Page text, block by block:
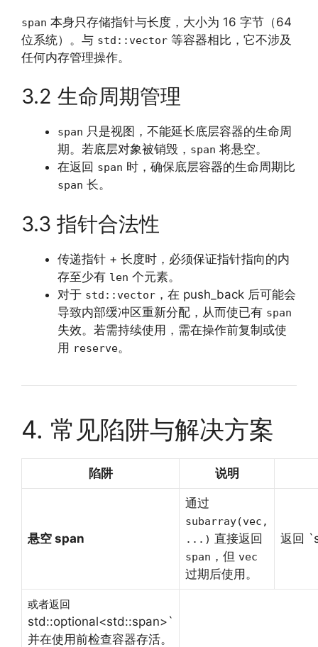
span 本身只存储指针与长度，大小为 16 字节（64
位系统）。与 std::vector 等容器相比，它不涉及
任何内存管理操作。
3.2 生命周期管理
span 只是视图，不能延长底层容器的生命周
期。若底层对象被销毁， span 将悬空。
在返回 span 时，确保底层容器的生命周期比
span 长。
3.3 指针合法性
传递指针 + 长度时，必须保证指针指向的内
存至少有 len 个元素。
对于 std::vector ，在 push_back 后可能会
导致内部缓冲区重新分配，从而使已有 span
失效。若需持续使用，需在操作前复制或使
用 reserve。
4. 常见陷阱与解决方案
陷阱 说明
悬空 span
通过
subarray(vec,
...) 直接返回
span ，但 vec
过期后使用。
返回
或者返回
std::optional<std::span>`
并在使用前检查容器存活。